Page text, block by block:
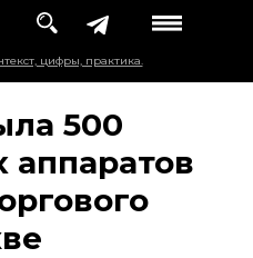
цифры, практика.
500
аппаратов